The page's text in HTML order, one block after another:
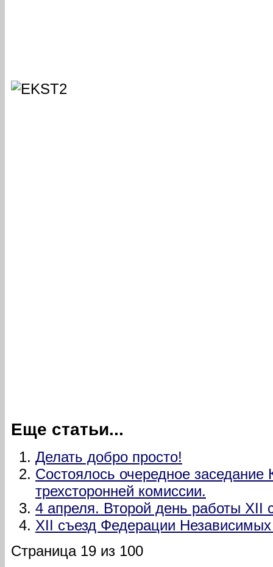
Еще статьи...
Делать добро просто!
Состоялось очередное заседание
трехсторонней комиссии.
4 апреля. Второй день работы XII
XII съезд Федерации
Страница 19 из 100